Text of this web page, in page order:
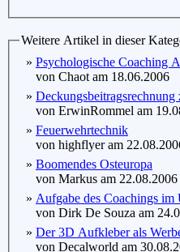
Weitere Artikel in dieser
» Psychologische Coaching
von Chaot am 18.06.2006
» Deckungsbeitragsrechnung
von ErwinRommel am
» Feuerwehrtechnik
von highflyer am
» Boomendes Osteuropa
von Markus am 22.08.2006
» Aufgabe des Coachings im
von Dirk De Souza am
» Der 3D Aufkleber als
von Decalworld am